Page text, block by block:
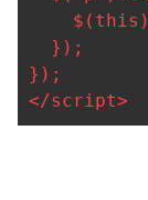
});
});
</script>